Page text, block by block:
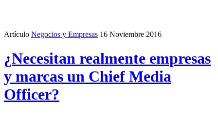
Artículo Negocios y Empresas 16 Noviembre 2016
¿Necesitan realmente empresas
y marcas un Chief Media
Officer?